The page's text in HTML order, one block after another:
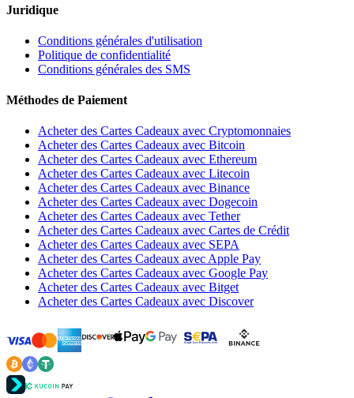
Juridique
Conditions générales d'utilisation
Politique de confidentialité
Conditions générales des SMS
Méthodes de Paiement
Acheter des Cartes Cadeaux avec Cryptomonnaies
Acheter des Cartes Cadeaux avec Bitcoin
Acheter des Cartes Cadeaux avec Ethereum
Acheter des Cartes Cadeaux avec Litecoin
Acheter des Cartes Cadeaux avec Binance
Acheter des Cartes Cadeaux avec Dogecoin
Acheter des Cartes Cadeaux avec Tether
Acheter des Cartes Cadeaux avec Cartes de Crédit
Acheter des Cartes Cadeaux avec SEPA
Acheter des Cartes Cadeaux avec Apple Pay
Acheter des Cartes Cadeaux avec Google Pay
Acheter des Cartes Cadeaux avec Bitget
Acheter des Cartes Cadeaux avec Discover